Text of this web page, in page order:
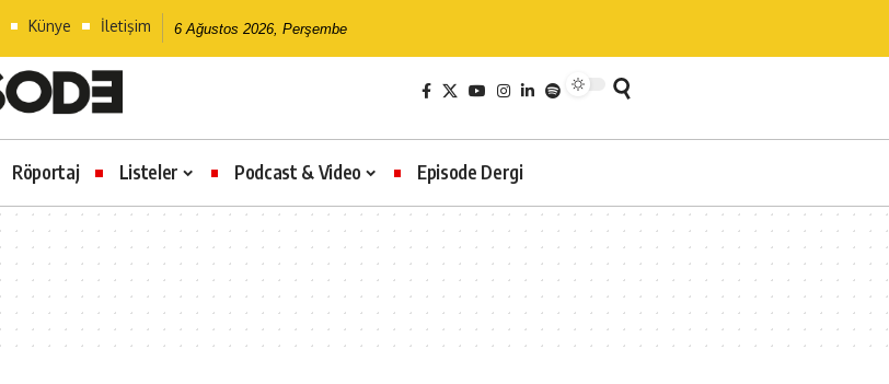
Künye İletişim 6 Ağustos 2026, Perşembe
Röportaj Listeler Podcast & Video Episode Dergi